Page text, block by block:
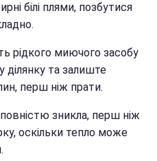
білі плями, позбутися
рідкого миючого засобу
та залиште
перш ніж прати.
зникла, перш ніж
оскільки тепло може